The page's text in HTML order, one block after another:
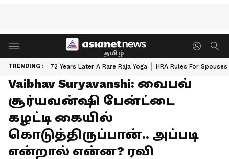
தமிழ்
TRENDING : 72 Years Later A Rare Raja Yoga HRA Rules For Spouses
Vaibhav Suryavanshi: வைபவ்
சூர்யவன்ஷி பேன்ட்டை
கழட்டி கையில்
கொடுத்திருப்பான்.. அப்படி
என்றால் என்ன? ரவி